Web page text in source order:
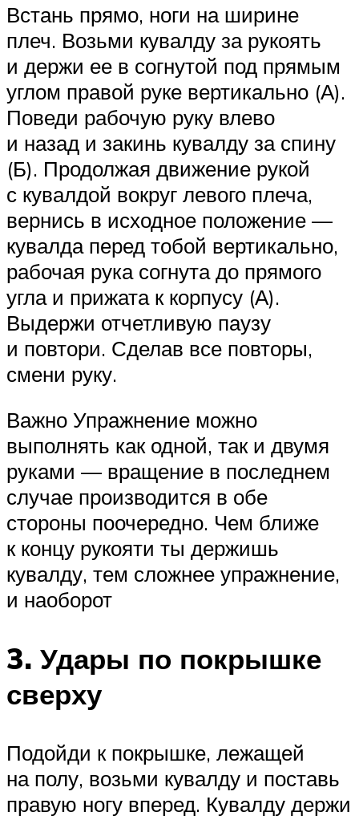
Встань прямо, ноги на ширине
плеч. Возьми кувалду за рукоять
и держи ее в согнутой под прямым
углом правой руке вертикально (А).
Поведи рабочую руку влево
и назад и закинь кувалду за спину
(Б). Продолжая движение рукой
с кувалдой вокруг левого плеча,
вернись в исходное положение —
кувалда перед тобой вертикально,
рабочая рука согнута до прямого
угла и прижата к корпусу (А).
Выдержи отчетливую паузу
и повтори. Сделав все повторы,
смени руку.
Важно Упражнение можно
выполнять как одной, так и двумя
руками — вращение в последнем
случае производится в обе
стороны поочередно. Чем ближе
к концу рукояти ты держишь
кувалду, тем сложнее упражнение,
и наоборот
3. Удары по покрышке
сверху
Подойди к покрышке, лежащей
на полу, возьми кувалду и поставь
правую ногу вперед. Кувалду держи